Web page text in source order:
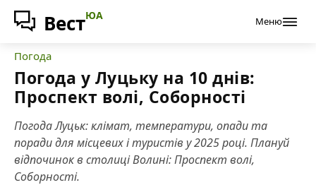
ВестЮА Меню
Погода
Погода у Луцьку на 10 днів:
Проспект волі, Соборності
Погода Луцьк: клімат, температури, опади та
поради для місцевих і туристів у 2025 році. Плануй
відпочинок в столиці Волині: Проспект волі,
Соборності.